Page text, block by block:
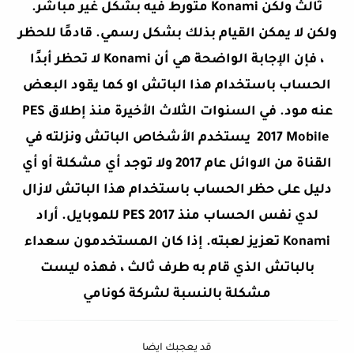
ثالث ولكن Konami متورط فيه بشكل غير مباشر.
ولكن لا يمكن القيام بذلك بشكل رسمي. قادمًا للحظر
، فإن الإجابة الواضحة هي أن Konami لا تحظر أبدًا
الحساب باستخدام هذا الباتش او كما يقود البعض
عنه مود. في السنوات الثلاث الأخيرة منذ إطلاق PES
2017 Mobile يستخدم الأشخاص الباتش ونزلته في
القناة من الاوائل عام 2017 ولا توجد أي مشكلة أو أي
دليل على حظر الحساب باستخدام هذا الباتش لازال
لدي نفس الحساب منذ PES 2017 للموبايل. أراد
Konami تعزيز لعبته. إذا كان المستخدمون سعداء
بالباتش الذي قام به طرف ثالث ، فهذه ليست
مشكلة بالنسبة لشركة كونامي
قد يعجبك ايضا